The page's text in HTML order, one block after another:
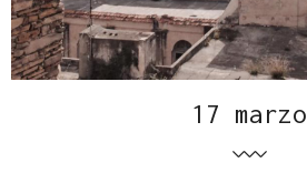
17 marzo